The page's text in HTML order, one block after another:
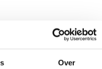
Over
180 cm
40 cm